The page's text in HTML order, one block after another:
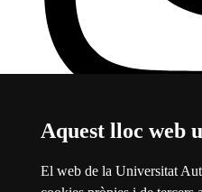
Aquest lloc web
El web de la Universitat
s'obre en una finestra nova
Sobre el web